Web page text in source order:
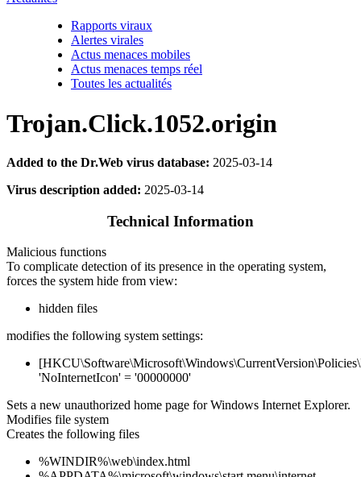
Rapports viraux
Alertes virales
Actus menaces mobiles
Actus menaces temps réel
Toutes les actualités
Trojan.Click.1052.origin
Added to the Dr.Web virus database: 2025-03-14
Virus description added: 2025-03-14
Technical Information
Malicious functions
To complicate detection of its presence in the operating system,
forces the system hide from view:
hidden files
modifies the following system settings:
'NoInternetIcon' = '00000000'
Sets a new unauthorized home page for Windows Internet Explorer.
Modifies file system
Creates the following files
%WINDIR%\web\index.html